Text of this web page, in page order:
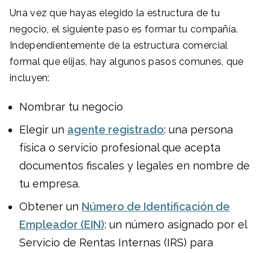
Una vez que hayas elegido la estructura de tu
negocio, el siguiente paso es formar tu compañía.
Independientemente de la estructura comercial
formal que elijas, hay algunos pasos comunes, que
incluyen:
Nombrar tu negocio
Elegir un agente registrado: una persona
física o servicio profesional que acepta
documentos fiscales y legales en nombre de
tu empresa.
Obtener un Número de Identificación de
Empleador (EIN): un número asignado por el
Servicio de Rentas Internas (IRS) para